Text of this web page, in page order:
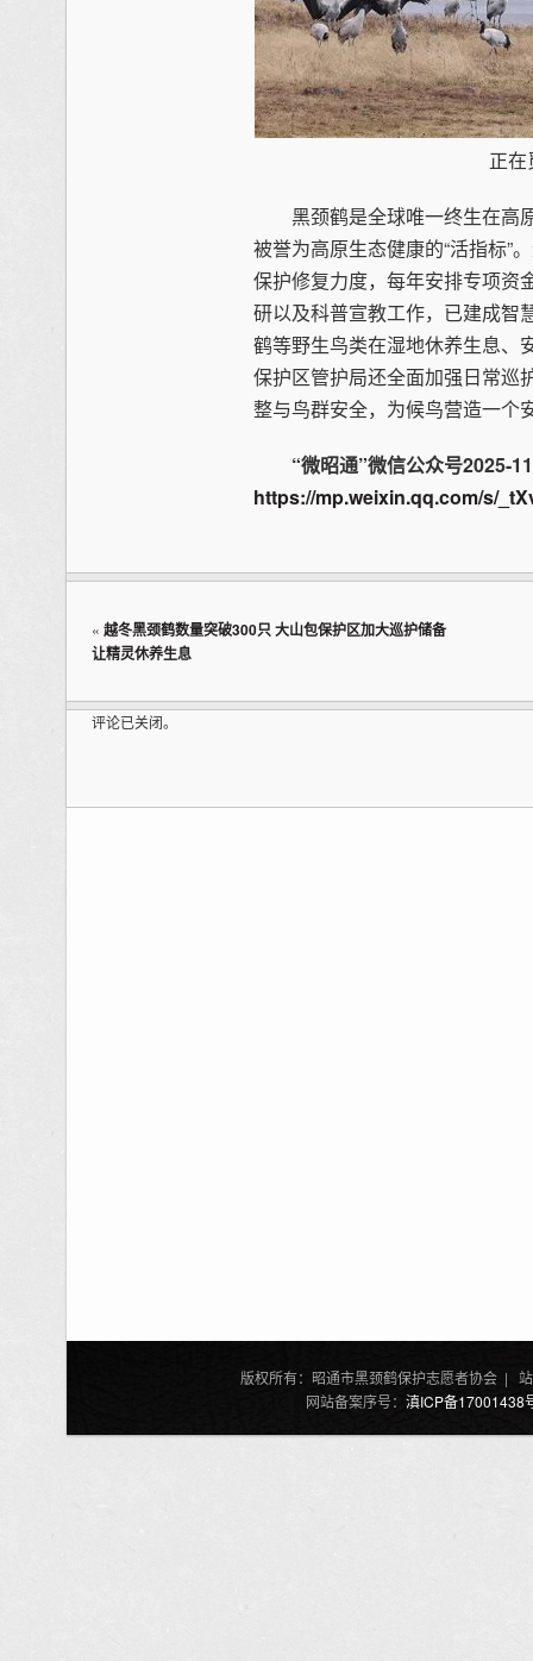
正
黑颈鹤是全球唯一终生在高
被誉为高原生态健康的“活指标”
保护修复力度，每年安排专项资
研以及科普宣教工作，已建成智
鹤等野生鸟类在湿地休养生息、
保护区管护局还全面加强日常巡
整与鸟群安全，为候鸟营造一个
“微昭通”微信公众号2025-
https://mp.weixin.qq.com/s/
« 越冬黑颈鹤数量突破300只 大山包保护区加大巡护储备
让精灵休养生息
评论已关闭。
版权所有：昭通市黑颈鹤保护志愿者协会 |
网站备案序号： 滇ICP备17001438